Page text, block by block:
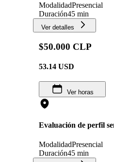
ModalidadPresencial
Duración45 min
Ver detalles
$50.000 CLP
53.14 USD
Ver horas
Evaluación de perfil
ModalidadPresencial
Duración45 min